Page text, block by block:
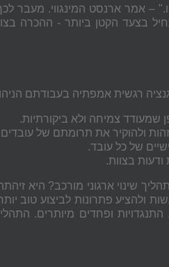
– אמר ארנסט המינגווי. מעבר
בצעד הקטן ביותר - ההכרה
רגשית אמפתיה בעבודתם
שמעודד צמיחה ולא ביקורתיות.
ולהוקיר את תרומתם של עובדים
של כל עובד.
בצוות.
שינוי ארגוני מורכב? היא
ולהציע פתרונות לביצוע טוב
ופחדים מיותרים.